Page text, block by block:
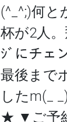
(^_^;)何
杯が2人
ｼﾞにチェ
最後まで
したm(_
★ ▼ご予